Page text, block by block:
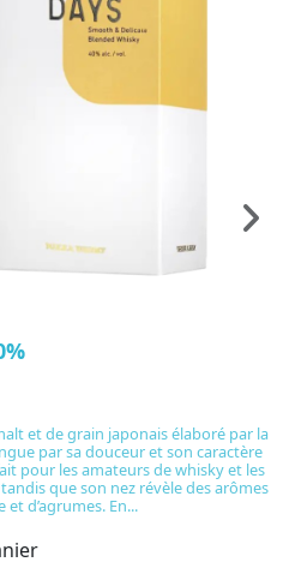
et de grain japonais élaboré par la
par sa douceur et son caractère
pour les amateurs de whisky et les
que son nez révèle des arômes
d’agrumes. En...